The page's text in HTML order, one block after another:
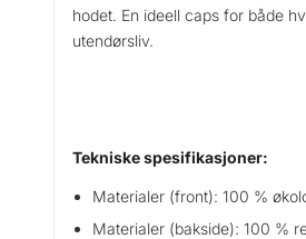
hodet. En ideell caps for både
utendørsliv.
Tekniske spesifikasjoner:
Materialer (front): 100 %
Materialer (bakside): 100 %